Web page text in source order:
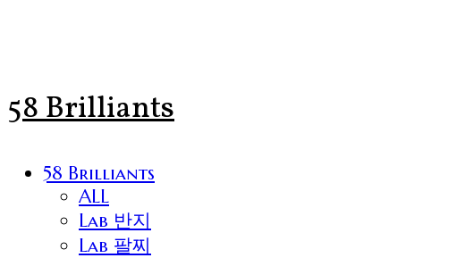
58 Brilliants
58 Brilliants
ALL
Lab 반지
Lab 팔찌